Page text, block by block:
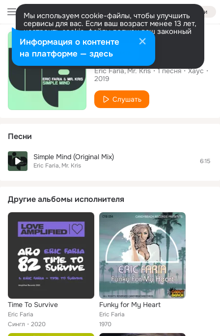
Войти
Мы используем cookie-файлы, чтобы улучшить
сервисы для вас. Если ваш возраст менее 13 лет,
настроить cookie-файлы должен ваш законный
представитель. Больше информации
Разрешить все Настроить
Сингл
Simple Mind
Eric Faria Mr. Kris 1песня
Хаус
2019
Слушать
Песни
Simple Mind (Original Mix)
Eric Faria Mr. Kris
6:15
Другие альбомы исполнителя
Time To Survive
Eric Faria
Сингл
2020
Funky for My Heart
Eric Faria
1970
Информация о контенте
на платформе — здесь